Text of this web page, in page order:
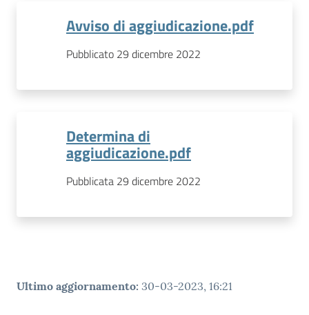
Avviso di aggiudicazione.pdf
Pubblicato 29 dicembre 2022
Determina di
aggiudicazione.pdf
Pubblicata 29 dicembre 2022
Ultimo aggiornamento: 30-03-2023, 16:21